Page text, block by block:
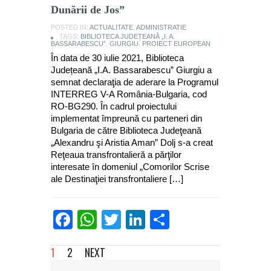
Dunării de Jos”
POSTED IN: ACTUALITATE ADMINISTRATIE
TAGS: BIBLIOTECA JUDEȚEANĂ „I. A.
BASSARABESCU” GIURGIU PROIECT EUROPEAN
În data de 30 iulie 2021, Biblioteca
Județeană „I.A. Bassarabescu” Giurgiu a
semnat declaraţia de aderare la Programul
INTERREG V-A România-Bulgaria, cod
RO-BG290. În cadrul proiectului
implementat împreună cu parteneri din
Bulgaria de către Biblioteca Judeţeană
„Alexandru şi Aristia Aman” Dolj s-a creat
Reţeaua transfrontalieră a părţilor
interesate în domeniul „Comorilor Scrise
ale Destinaţiei transfrontaliere […]
Facebook
WhatsApp
TwitterLinkedIn
1 2 NEXT